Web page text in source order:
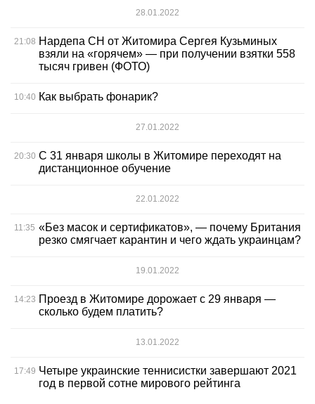
28.01.2022
21:08 Нардепа СН от Житомира Сергея Кузьминых
взяли на «горячем» — при получении взятки 558
тысяч гривен (ФОТО)
10:40 Как выбрать фонарик?
27.01.2022
20:30 С 31 января школы в Житомире переходят на
дистанционное обучение
22.01.2022
11:35 «Без масок и сертификатов», — почему Британия
резко смягчает карантин и чего ждать украинцам?
19.01.2022
14:23 Проезд в Житомире дорожает с 29 января —
сколько будем платить?
13.01.2022
17:49 Четыре украинские теннисистки завершают 2021
год в первой сотне мирового рейтинга